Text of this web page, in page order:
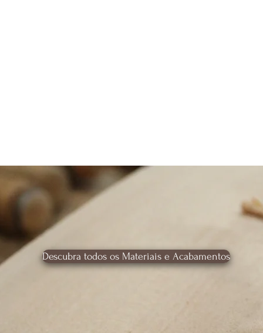
Descubra todos os Materiais e Acabamentos